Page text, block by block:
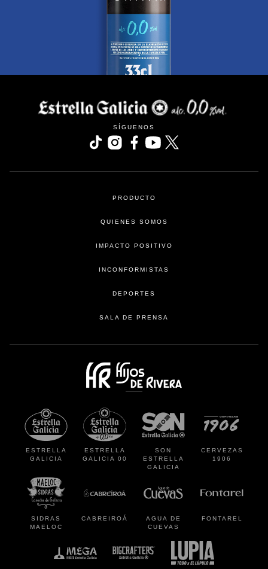
SÍGUENOS
PRODUCTO
QUIENES SOMOS
IMPACTO POSITIVO
INCONFORMISTAS
DEPORTES
SALA DE PRENSA
ESTRELLA
GALICIA
ESTRELLA
GALICIA 00
SON
ESTRELLA
GALICIA
CERVEZAS
1906
SIDRAS
MAELOC
se abre en una pestaña nueva
CABREIROÁ
AGUA DE
CUEVAS
FONTAREL